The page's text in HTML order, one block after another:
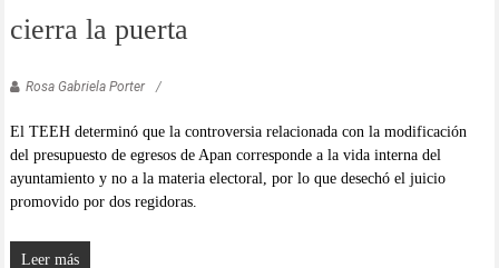
cierra la puerta
Rosa Gabriela Porter
El TEEH determinó que la controversia relacionada con la modificación
del presupuesto de egresos de Apan corresponde a la vida interna del
ayuntamiento y no a la materia electoral, por lo que desechó el juicio
promovido por dos regidoras.
Leer más